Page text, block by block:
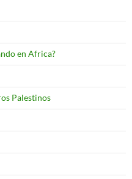
en Africa?
Palestinos